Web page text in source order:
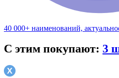
40 000+ наименований,
С этим покупают: 3